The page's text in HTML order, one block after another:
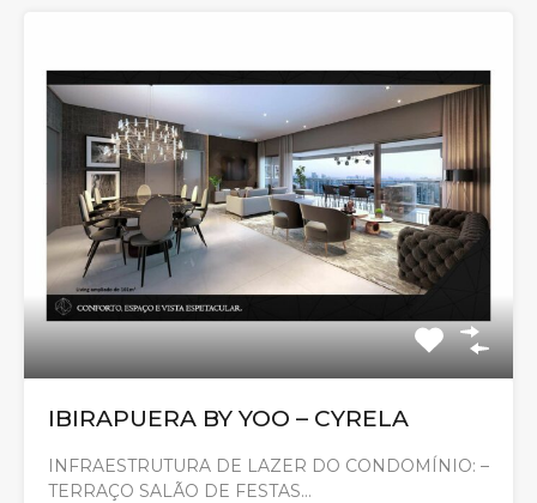
IBIRAPUERA BY YOO – CYRELA
INFRAESTRUTURA DE LAZER DO CONDOMÍNIO: –
TERRAÇO SALÃO DE FESTAS…